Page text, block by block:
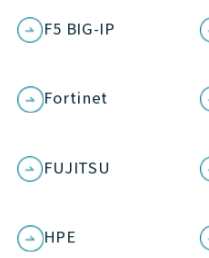
F5 BIG-IP
Fortinet
FUJITSU
HPE